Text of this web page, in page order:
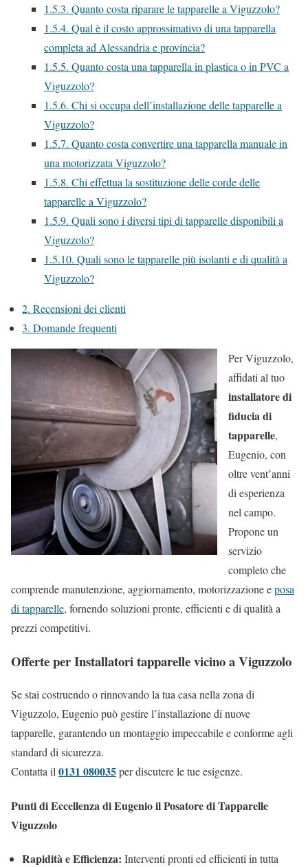
1.5.3. Quanto costa riparare le tapparelle a Viguzzolo?
1.5.4. Qual è il costo approssimativo di una tapparella
completa ad Alessandria e provincia?
1.5.5. Quanto costa una tapparella in plastica o in PVC a
Viguzzolo?
1.5.6. Chi si occupa dell’installazione delle tapparelle a
Viguzzolo?
1.5.7. Quanto costa convertire una tapparella manuale in
una motorizzata Viguzzolo?
1.5.8. Chi effettua la sostituzione delle corde delle
tapparelle a Viguzzolo?
1.5.9. Quali sono i diversi tipi di tapparelle disponibili a
Viguzzolo?
1.5.10. Quali sono le tapparelle più isolanti e di qualità a
Viguzzolo?
2. Recensioni dei clienti
3. Domande frequenti
Per Viguzzolo,
affidati al tuo
installatore di
fiducia di
tapparelle,
Eugenio, con
oltre vent’anni
di esperienza
nel campo.
Propone un
servizio
completo che
comprende manutenzione, aggiornamento, motorizzazione eposa
di tapparelle, fornendo soluzioni pronte, efficienti e di qualità a
prezzi competitivi.
Offerte per Installatori tapparelle vicino a Viguzzolo
Se stai costruendo o rinnovando la tua casa nella zona di
Viguzzolo, Eugenio può gestire l’installazione di nuove
tapparelle, garantendo un montaggio impeccabile e conforme agli
standard di sicurezza.
Contatta il0131 080035per discutere le tue esigenze.
Punti di Eccellenza di Eugenio il Posatore di Tapparelle
Viguzzolo
Rapidità e Efficienza: Interventi pronti ed efficienti in tutta